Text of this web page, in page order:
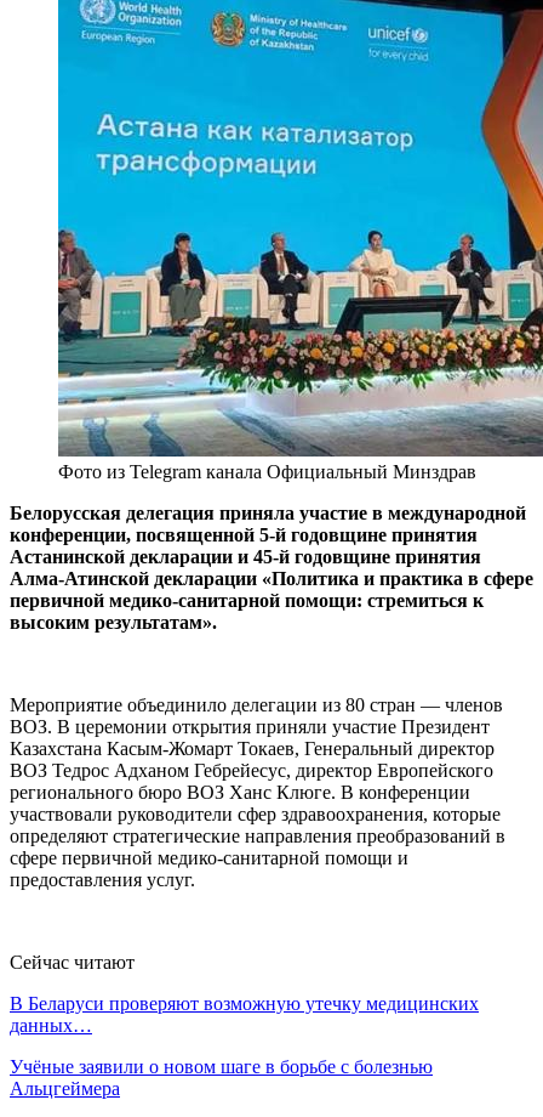
Фото из Telegram канала Официальный Минздрав
Белорусская делегация приняла участие в международной
конференции, посвященной 5-й годовщине принятия
Астанинской декларации и 45-й годовщине принятия
Алма-Атинской декларации «Политика и практика в сфере
первичной медико-санитарной помощи: стремиться к
высоким результатам».
Мероприятие объединило делегации из 80 стран — членов
ВОЗ. В церемонии открытия приняли участие Президент
Казахстана Касым-Жомарт Токаев, Генеральный директор
ВОЗ Тедрос Адханом Гебрейесус, директор Европейского
регионального бюро ВОЗ Ханс Клюге. В конференции
участвовали руководители сфер здравоохранения, которые
определяют стратегические направления преобразований в
сфере первичной медико-санитарной помощи и
предоставления услуг.
Сейчас читают
В Беларуси проверяют возможную утечку медицинских
данных…
Учёные заявили о новом шаге в борьбе с болезнью
Альцгеймера